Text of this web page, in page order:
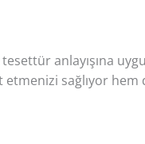
tesettür anlayışına
etmenizi sağlıyor